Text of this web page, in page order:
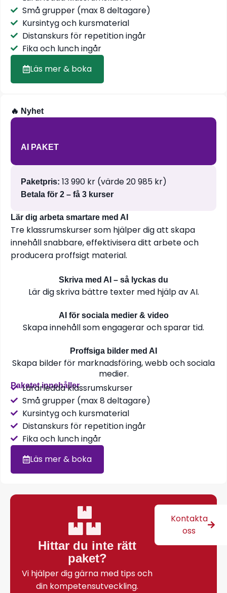
Små grupper (max 8 deltagare)
Kursintyg och kursmaterial
Distanskurs för repetition ingår
Fika och lunch ingår
Läs mer & boka
🔥 Nyhet
AI PAKET
Paketpris: 13 990 kr (värde 20 985 kr)
Betala för 2 – få 3 kurser
Lär dig arbeta smartare med AI
Tre klassrumskurser som hjälper dig att skapa
innehåll snabbare, effektivisera ditt arbete och
producera proffsigt material.
Skriva med AI – så lyckas du
Lär dig skriva bättre texter med hjälp av AI.
AI för sociala medier & video
Skapa innehåll som engagerar och sparar tid.
Proffsiga bilder med AI
Skapa bilder för marknadsföring, webb och sociala
medier.
Paketet innehåller
Lärarledda klassrumskurser
Små grupper (max 8 deltagare)
Kursintyg och kursmaterial
Distanskurs för repetition ingår
Fika och lunch ingår
Läs mer & boka
Hittar du inte rätt
paket?
Vi hjälper dig gärna med tips och
din kompetensutveckling.
Kontakta
oss